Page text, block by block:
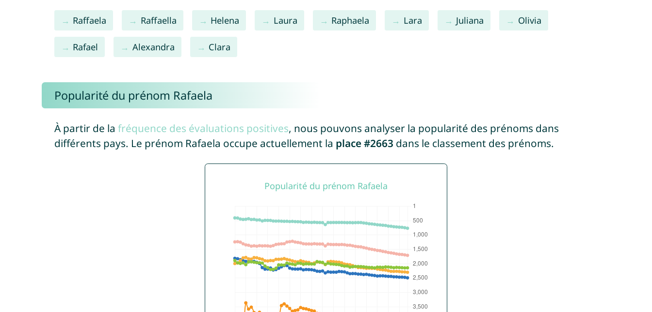
Raffaela Raffaella Helena Laura Raphaela Lara Juliana Olivia
Rafael Alexandra Clara
Popularité du prénom Rafaela
À partir de la fréquence des évaluations positives, nous pouvons analyser la popularité des prénoms dans
différents pays. Le prénom Rafaela occupe actuellement la place #2663 dans le classement des prénoms.